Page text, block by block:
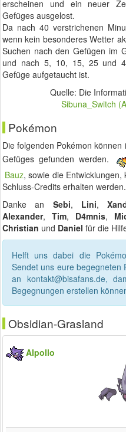
erscheinen und ein neuer
Gefüges ausgelost.
Da nach 40 verstrichenen
wenn kein besonderes Wetter
Suchen nach den Gefügen im
und nach 5, 10, 15, 25 und
Gefüge aufgetaucht ist.
Quelle: Die
Sibuna_Switch
Pokémon
Die folgenden Pokémon
Gefüges gefunden werden.
Bauz, sowie die
Schluss-Credits erhalten werden.
Danke an Sebi, Lini,
Alexander, Tim, D4mnis,
Christian und Daniel für die
Helft uns dabei die
Sendet uns eure begegneten
an kontakt@bisafans.de,
Begegnungen erstellen
Obsidian-Grasland
Alpollo